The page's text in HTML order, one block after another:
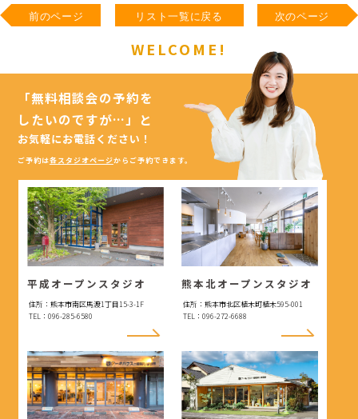
前のページ リスト一覧に戻る 次のページ
WELCOME!
「無料相談会の予約を
したいのですが…」
と
お気軽にお電話ください！
ご予約は各スタジオページからご予約できます。
平成オープンスタジオ
住所：熊本市南区馬渡1丁目15-3-1F
TEL：096-285-6580
熊本北オープンスタジオ
住所：熊本市北区植木町植木595-001
TEL：096-272-6688